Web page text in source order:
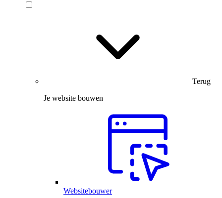
Terug
Je website bouwen
Websitebouwer